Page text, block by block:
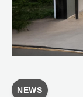
NEWS